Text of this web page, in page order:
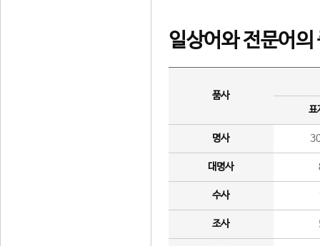
일상어와 전문어의
품사
표
명사
대명사
수사
조사